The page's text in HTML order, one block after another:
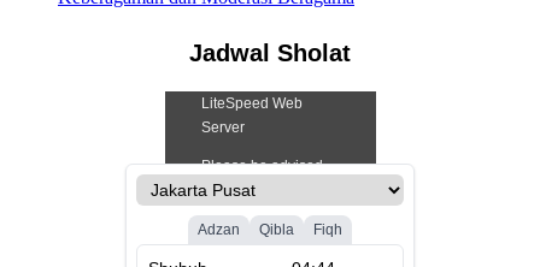
Jadwal Sholat